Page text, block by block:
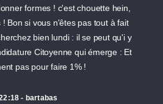
formes ! c'est chouette hein,
! Bon si vous n'êtes pas tout à fait
bien lundi : il se peut qu'i y
Citoyenne qui émerge : Et
pas pour faire 1% !
- bartabas